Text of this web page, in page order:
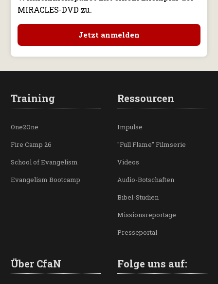
MIRACLES-DVD zu.
Jetzt anmelden
Training
One2One
Fire Camp 26
School of Evangelism
Evangelism Bootcamp
Ressourcen
Impulse
"Full Flame" Filmserie
Videos
Audio-Botschaften
Bibel-Studien
Missionsreportage
Presseportal
Über CfaN Folge uns auf: